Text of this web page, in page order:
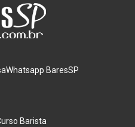
Whatsapp BaresSP
Barista